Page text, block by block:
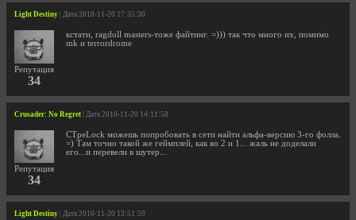
Light Destiny | Дата 2010-11-20 17:35:30
Репутация
34
кстати, ragdoll masters-тоже файтинг. =))) так что много их, помимо
mk и terrordrome
Crusader: No Regret | Дата 2010-11-20 14:11:58
Репутация
34
CTpeLock можешь попробовать в сети найти альфа-версию 3-го фолла.
=) Там точно такой же геймплей, как во 2 и 1... жаль не доделали
его...и перевели в шутер...
Light Destiny | Дата 2010-11-20 13:51:59